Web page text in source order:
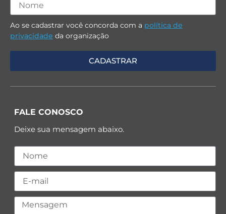
Ao se cadastrar você concorda com a política de
privacidade da organização
FALE CONOSCO
Deixe sua mensagem abaixo.